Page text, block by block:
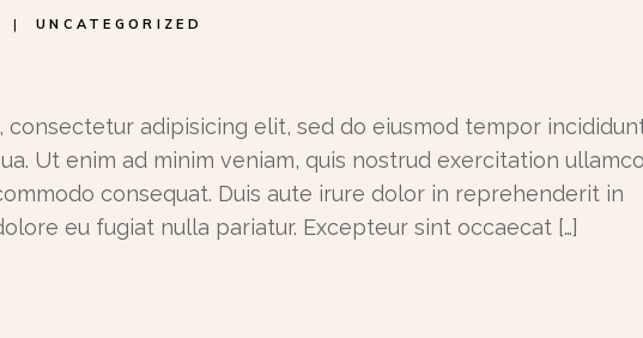
UNCATEGORIZED
consectetur adipisicing elit, sed do eiusmod tempor
Ut enim ad minim veniam, quis nostrud exercitation
consequat. Duis aute irure dolor in reprehenderit in
eu fugiat nulla pariatur. Excepteur sint occaecat […]